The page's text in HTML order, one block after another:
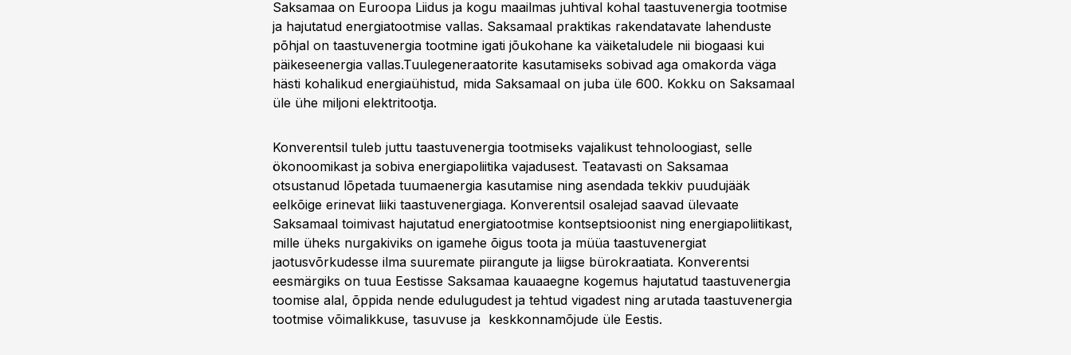
Saksamaa on Euroopa Liidus ja kogu maailmas juhtival kohal taastuvenergia tootmise
ja hajutatud energiatootmise vallas. Saksamaal praktikas rakendatavate lahenduste
põhjal on taastuvenergia tootmine igati jõukohane ka väiketaludele nii biogaasi kui
päikeseenergia vallas.Tuulegeneraatorite kasutamiseks sobivad aga omakorda väga
hästi kohalikud energiaühistud, mida Saksamaal on juba üle 600. Kokku on Saksamaal
üle ühe miljoni elektritootja.
Konverentsil tuleb juttu taastuvenergia tootmiseks vajalikust tehnoloogiast, selle
ökonoomikast ja sobiva energiapoliitika vajadusest. Teatavasti on Saksamaa
otsustanud lõpetada tuumaenergia kasutamise ning asendada tekkiv puudujääk
eelkõige erinevat liiki taastuvenergiaga. Konverentsil osalejad saavad ülevaate
Saksamaal toimivast hajutatud energiatootmise kontseptsioonist ning energiapoliitikast,
mille üheks nurgakiviks on igamehe õigus toota ja müüa taastuvenergiat
jaotusvõrkudesse ilma suuremate piirangute ja liigse bürokraatiata. Konverentsi
eesmärgiks on tuua Eestisse Saksamaa kauaaegne kogemus hajutatud taastuvenergia
toomise alal, õppida nende edulugudest ja tehtud vigadest ning arutada taastuvenergia
tootmise võimalikkuse, tasuvuse ja keskkonnamõjude üle Eestis.